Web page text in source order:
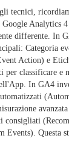
tecnici,
Analytics
differente. In
Categoria
Action) e
per classificare e
In GA4
consigliati
Events). Questa